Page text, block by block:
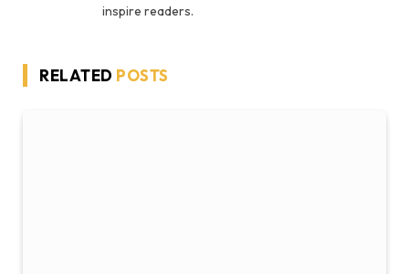
inspire readers.
RELATED POSTS